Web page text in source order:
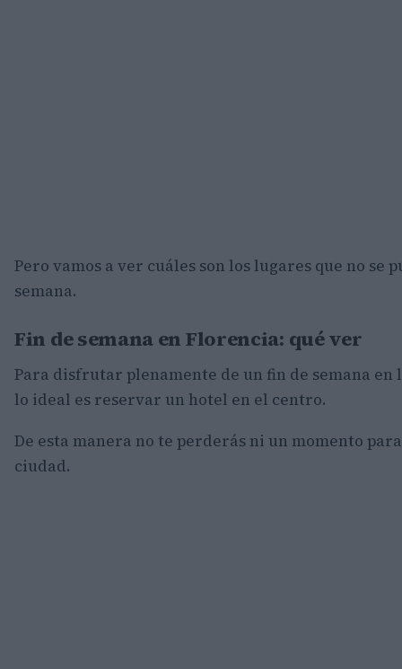
Pero vamos a ver cuáles son los lugares que no
semana.
Fin de semana en Florencia: qué ver
Para disfrutar plenamente de un fin de semana
lo ideal es reservar un hotel en el centro.
De esta manera no te perderás ni un momento
ciudad.